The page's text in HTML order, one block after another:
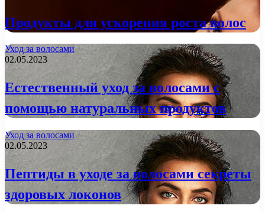
Продукты для ускорения роста волос
Уход за волосами
02.05.2023
Естественный уход за волосами с
помощью натуральных продуктов
Уход за волосами
02.05.2023
Пептиды в уходе за волосами секреты
здоровых локонов